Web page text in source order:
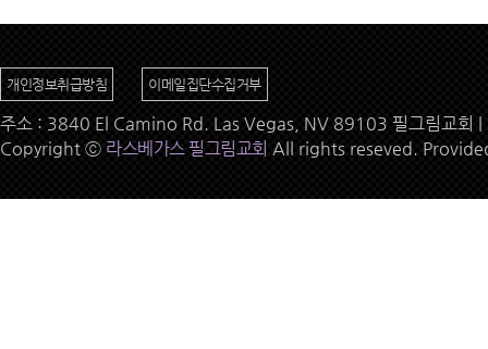
개인정보취급방침 이메일집단수집거부
주소 : 3840 El Camino Rd. Las Vegas, NV 89103 필그림교
Copyright ⓒ 라스베가스 필그림교회 All rights reseved.